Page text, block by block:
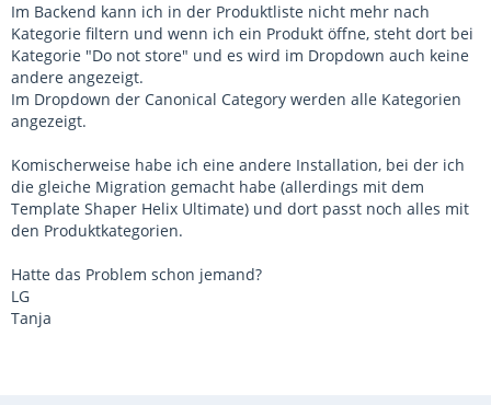
Im Backend kann ich in der Produktliste nicht mehr nach
Kategorie filtern und wenn ich ein Produkt öffne, steht dort bei
Kategorie "Do not store" und es wird im Dropdown auch keine
andere angezeigt.
Im Dropdown der Canonical Category werden alle Kategorien
angezeigt.
Komischerweise habe ich eine andere Installation, bei der ich
die gleiche Migration gemacht habe (allerdings mit dem
Template Shaper Helix Ultimate) und dort passt noch alles mit
den Produktkategorien.
Hatte das Problem schon jemand?
LG
Tanja